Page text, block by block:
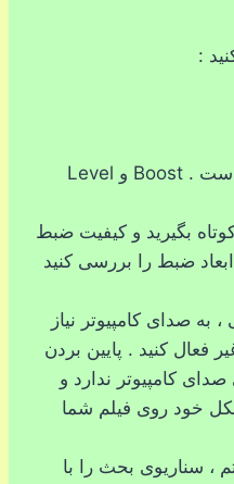
2- تنظیمات کارت صدا مهم است . Boost و Level
بگیرید و کیفیت ضبط
ضبط را بررسی کنید
به صدای کامپیوتر نیاز
فعال کنید . پایین بردن
صدای کامپیوتر ندارد و
خود روی فیلم شما
، سناریوی بحث را با